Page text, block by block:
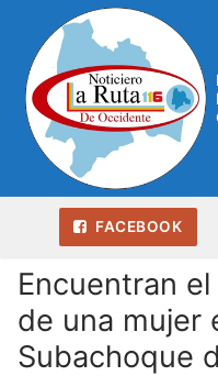
contenido
FACEBOOK
Encuentran
de una mujer
Subachoque